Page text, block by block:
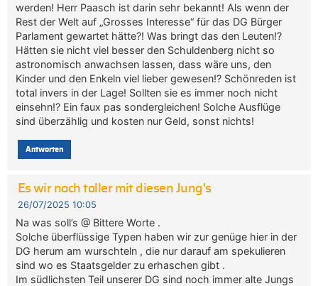
werden! Herr Paasch ist darin sehr bekannt! Als wenn der
Rest der Welt auf „Grosses Interesse“ für das DG Bürger
Parlament gewartet hätte?! Was bringt das den Leuten!?
Hätten sie nicht viel besser den Schuldenberg nicht so
astronomisch anwachsen lassen, dass wäre uns, den
Kinder und den Enkeln viel lieber gewesen!? Schönreden ist
total invers in der Lage! Sollten sie es immer noch nicht
einsehn!? Ein faux pas sondergleichen! Solche Ausflüge
sind überzählig und kosten nur Geld, sonst nichts!
Antworten
Es wir noch toller mit diesen Jung's
26/07/2025 10:05
Na was soll’s @ Bittere Worte .
Solche überflüssige Typen haben wir zur genüge hier in der
DG herum am wurschteln , die nur darauf am spekulieren
sind wo es Staatsgelder zu erhaschen gibt .
Im südlichsten Teil unserer DG sind noch immer alte Jungs